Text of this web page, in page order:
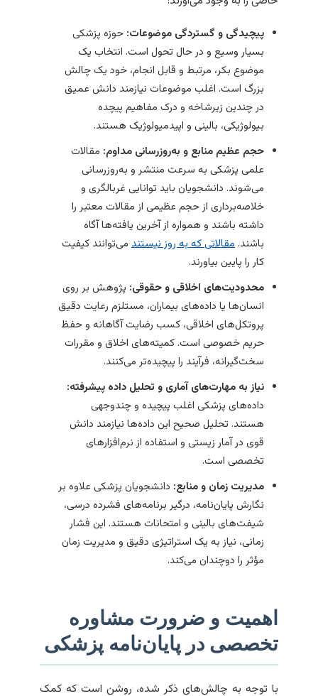
پیچیدگی و گستردگی موضوعات: حوزه پزشکی
بسیار وسیع و در حال تحول است. انتخاب یک
موضوع بکر، مرتبط و قابل انجام، خود یک چالش
بزرگ است. اغلب موضوعات نیازمند دانش عمیق
در چندین زیرشاخه و درک مفاهیم پیچده
بیولوژیکی، بالینی و اپیدمیولوژیک هستند.
حجم عظیم منابع و به‌روزرسانی مداوم: مقالات
علمی پزشکی به سرعت منتشر و به‌روزرسانی
می‌شوند. دانشجویان باید توانایی غربالگری و
خلاصه‌برداری از حجم عظیمی از مقالات معتبر را
داشته باشند و همواره از آخرین یافته‌ها آگاه
باشند.مقالاتی که به روز نیستندمی‌توانند کیفیت
کار را پایین بیاورند.
محدودیت‌های اخلاقی و حقوقی: پژوهش بر روی
انسان‌ها یا داده‌های بیماران، مستلزم رعایت دقیق
پروتکل‌های اخلاقی، کسب رضایت آگاهانه و حفظ
حریم خصوصی است. کمیته‌های اخلاق و مقررات
سخت‌گیرانه، فرآیند را پیچیده‌تر می‌کنند.
نیاز به مهارت‌های آماری و تحلیل داده پیشرفته:
داده‌های پزشکی اغلب پیچیده و چندوجهی
هستند. تحلیل صحیح این داده‌ها نیازمند دانش
قوی در آمار زیستی و استفاده از نرم‌افزارهای
تخصصی است.
مدیریت زمان و منابع: دانشجویان پزشکی علاوه بر
نگارش پایان‌نامه، درگیر برنامه‌های فشرده درسی،
شیفت‌های بالینی و امتحانات هستند. این فشار
زمانی، نیاز به یک استراتیژی دقیق و مدیریت زمان
مؤثر را دوچندان می‌کند.
اهمیت و ضرورت مشاوره
تخصصی در پایان‌نامه پزشکی
با توجه به چالش‌های ذکر شده، روشن است که کمک